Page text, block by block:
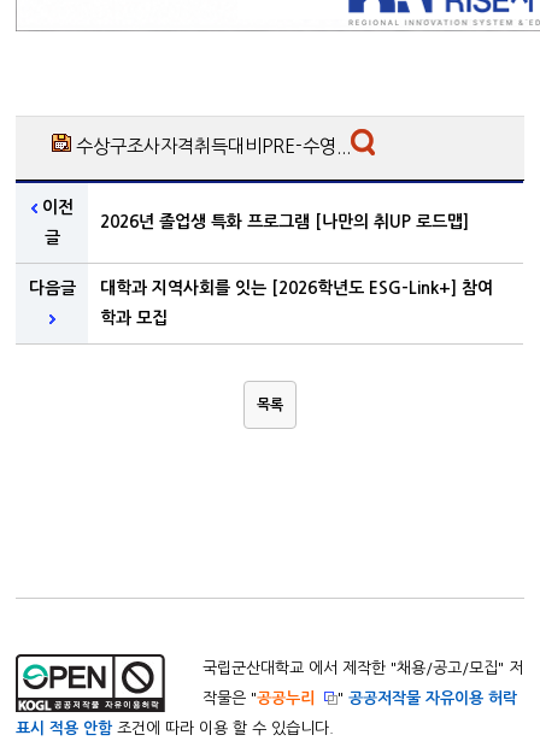
수상구조사자격취득대비PRE-수영...
이전
글
2026년 졸업생 특화 프로그램 [나만의 취UP 로드맵]
다음글
대학과 지역사회를 잇는 [2026학년도 ESG-Link+] 참여
학과 모집
목록
국립군산대학교 에서 제작한 "채용/공고/모집" 저
작물은 "공공누리 "공공저작물 자유이용 허락
표시 적용 안함조건에 따라 이용 할 수 있습니다.